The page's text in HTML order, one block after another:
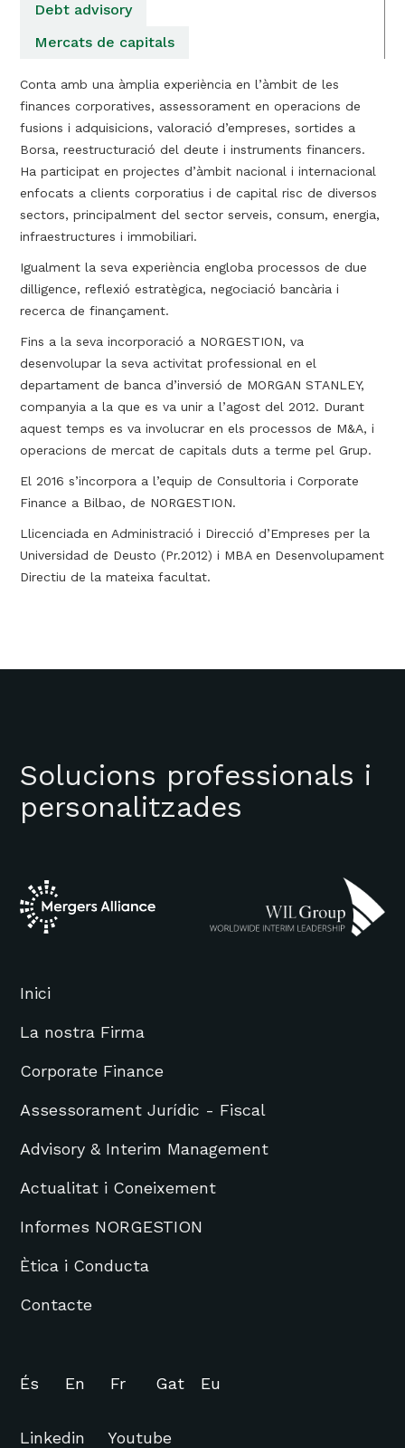
Debt advisory
Mercats de capitals
Conta amb una àmplia experiència en l’àmbit de les
finances corporatives, assessorament en operacions de
fusions i adquisicions, valoració d’empreses, sortides a
Borsa, reestructuració del deute i instruments financers.
Ha participat en projectes d’àmbit nacional i internacional
enfocats a clients corporatius i de capital risc de diversos
sectors, principalment del sector serveis, consum, energia,
infraestructures i immobiliari.
Igualment la seva experiència engloba processos de due
dilligence, reflexió estratègica, negociació bancària i
recerca de finançament.
Fins a la seva incorporació a NORGESTION, va
desenvolupar la seva activitat professional en el
departament de banca d’inversió de MORGAN STANLEY,
companyia a la que es va unir a l’agost del 2012. Durant
aquest temps es va involucrar en els processos de M&A, i
operacions de mercat de capitals duts a terme pel Grup.
El 2016 s’incorpora a l’equip de Consultoria i Corporate
Finance a Bilbao, de NORGESTION.
Llicenciada en Administració i Direcció d’Empreses per la
Universidad de Deusto (Pr.2012) i MBA en Desenvolupament
Directiu de la mateixa facultat.
Solucions professionals i
personalitzades
Inici
La nostra Firma
Corporate Finance
Assessorament Jurídic - Fiscal
Advisory & Interim Management
Actualitat i Coneixement
Informes NORGESTION
Ètica i Conducta
Contacte
És En Fr Gat Eu
Linkedin Youtube